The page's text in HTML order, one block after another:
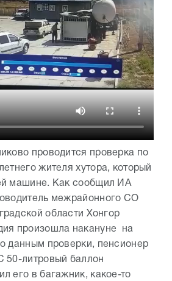
проводится проверка по
жителя хутора, который
машине. Как сообщил ИА
межрайонного СО
области Хонгор
произошла накануне на
данным проверки, пенсионер
50-литровый баллон
его в багажник, какое-то